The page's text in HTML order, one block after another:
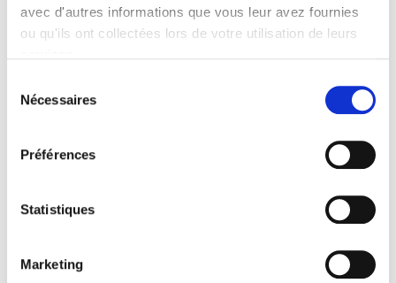
avec d'autres informations que vous leur avez fournies
ou qu'ils ont collectées lors de votre utilisation de leurs
Nécessaires
Préférences
Statistiques
Marketing
PLAN DU SITE ACCESSIBILITÉ CONTACT
Manu Robles-Arangiz Institutua Fundazioa
Corderliers karrika 20 - 64100 Baiona -
Contact